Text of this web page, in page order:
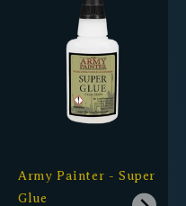
Army Painter - Super
Glue